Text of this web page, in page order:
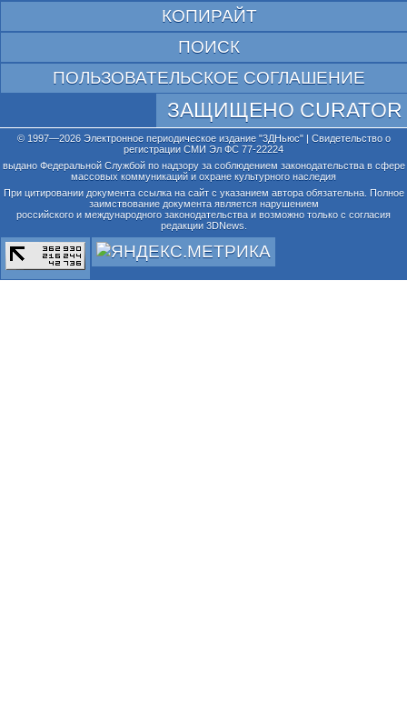
КОПИРАЙТ
ПОИСК
ПОЛЬЗОВАТЕЛЬСКОЕ СОГЛАШЕНИЕ
ЗАЩИЩЕНО CURATOR
© 1997—2026 Электронное периодическое издание "3ДНьюс" | Свидетельство о
регистрации СМИ Эл ФС 77-22224
выдано Федеральной Службой по надзору за соблюдением законодательства в сфере
массовых коммуникаций и охране культурного наследия
При цитировании документа ссылка на сайт с указанием автора обязательна. Полное
заимствование документа является нарушением
российского и международного законодательства и возможно только с согласия
редакции 3DNews.